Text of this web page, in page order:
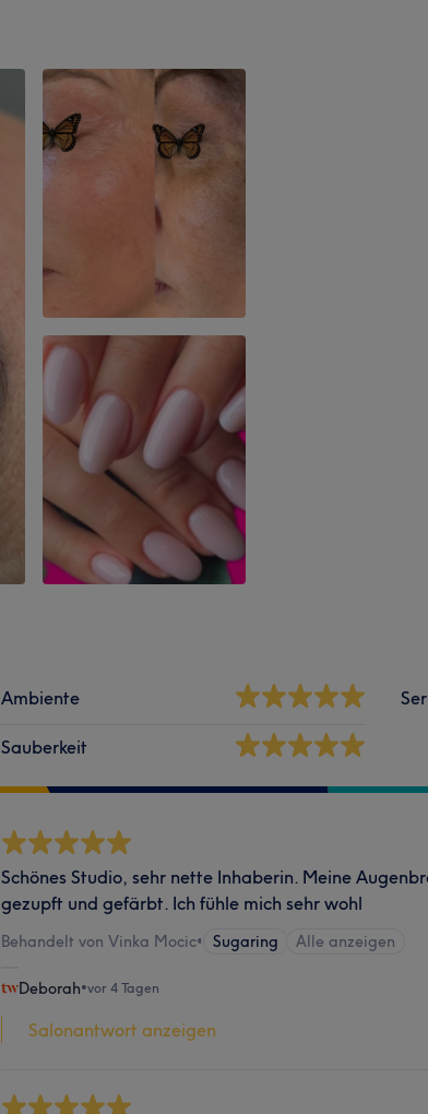
Ambiente
Sauberkeit
Schönes Studio, sehr nette Inhaberin. Meine
gezupft und gefärbt. Ich fühle mich sehr wohl
Behandelt von Vinka Mocic• Sugaring Alle anzeigen
Deborah•vor 4 Tagen
Salonantwort anzeigen